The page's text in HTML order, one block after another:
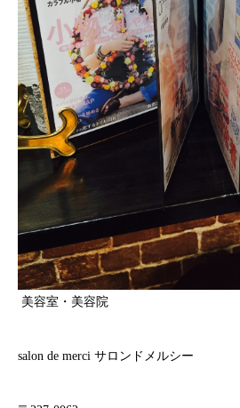
美容室・美容院
salon de merci サロンドメルシー